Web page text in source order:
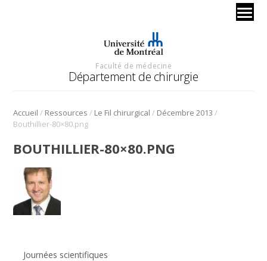
Faculté de médecine
Département de chirurgie
Accueil / Ressources / Le Fil chirurgical / Décembre 2013 /
Bouthillier-80×80.png
Journées scientifiques
BOUTHILLIER-80×80.PNG